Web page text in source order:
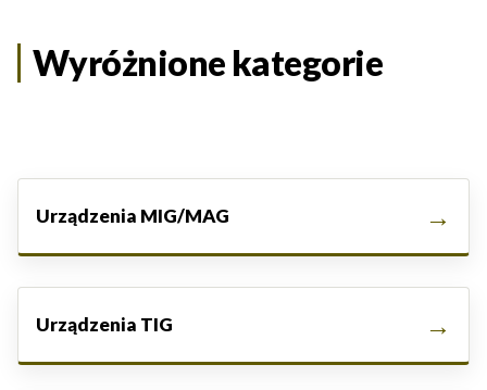
Wyróżnione kategorie
Urządzenia MIG/MAG
Urządzenia TIG